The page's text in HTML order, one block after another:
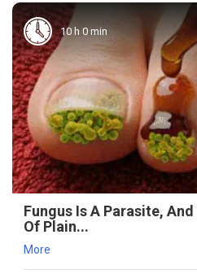
10 h 0 min
Fungus Is A Parasite,
Of Plain...
More